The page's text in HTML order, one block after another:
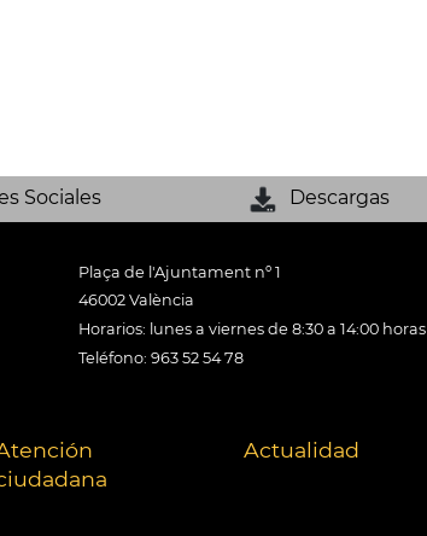
Sociales Descargas
Plaça de l'Ajuntament nº 1
46002 València
Horarios: lunes a viernes de 8:30 a 14:00 horas
Teléfono: 963 52 54 78
Actualidad